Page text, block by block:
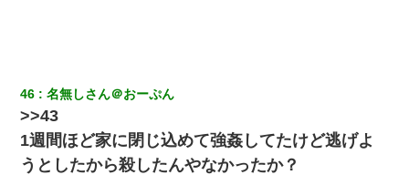
46 名無しさん＠おーぷん
>>43
1週間ほど家に閉じ込めて強姦してたけど逃げよ
うとしたから殺したんやなかったか？